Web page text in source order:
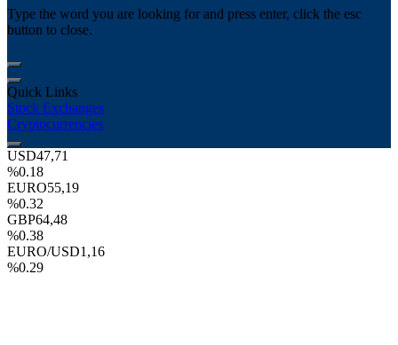
Type the word you are looking for and press enter, click the esc
button to close.
Quick Links
Stock Exchanges
Cryptocurrencies
USD47,71
%0.18
EURO55,19
%0.32
GBP64,48
%0.38
EURO/USD1,16
%0.29